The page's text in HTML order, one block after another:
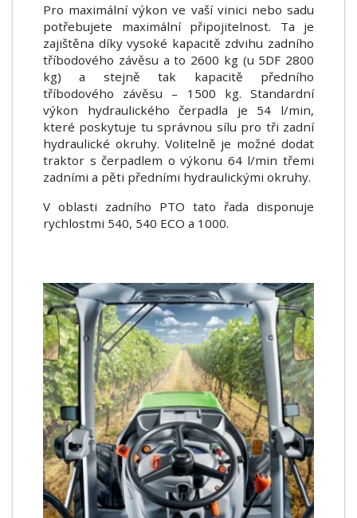
Pro maximální výkon ve vaší vinici nebo sadu
potřebujete maximální připojitelnost. Ta je
zajištěna díky vysoké kapacitě zdvihu zadního
tříbodového závěsu a to 2600 kg (u 5DF 2800
kg) a stejně tak kapacitě předního
tříbodového závěsu – 1500 kg. Standardní
výkon hydraulického čerpadla je 54 l/min,
které poskytuje tu správnou sílu pro tři zadní
hydraulické okruhy. Volitelně je možné dodat
traktor s čerpadlem o výkonu 64 l/min třemi
zadními a pěti předními hydraulickými okruhy.
V oblasti zadního PTO tato řada disponuje
rychlostmi 540, 540 ECO a 1000.